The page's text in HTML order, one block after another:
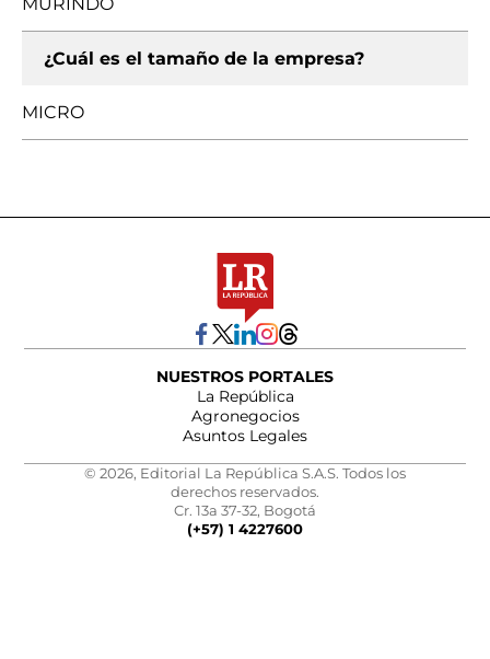
¿Cuál es el tamaño de la empresa?
MICRO
NUESTROS PORTALES
La República
Agronegocios
Asuntos Legales
© 2026, Editorial La República S.A.S. Todos los
derechos reservados.
Cr. 13a 37-32, Bogotá
(+57) 1 4227600